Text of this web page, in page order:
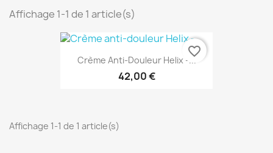
Affichage 1-1 de 1 article(s)
Crème Anti-Douleur Helix -...
42,00 €
favorite_border
Affichage 1-1 de 1 article(s)